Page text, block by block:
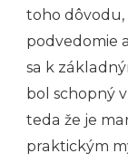
toho dôvodu,
podvedomie
sa k
bol schopný
teda že je
praktickým